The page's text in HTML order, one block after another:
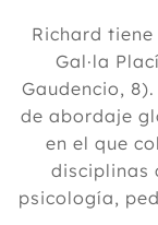
Richard
Gal·la
Gaudencio,
de abordaje
en el que
disciplinas
psicología,